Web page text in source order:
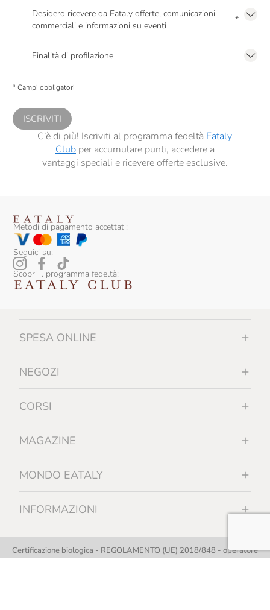
Desidero ricevere da Eataly offerte, comunicazioni
commerciali e informazioni su eventi
*
Finalità di profilazione
comunicazioni commerciali personalizzate, in caso di consenso prestato ai
* Campi obbligatori
ISCRIVITI
C’è di più! Iscriviti al programma fedeltà Eataly
Clubper accumulare punti, accedere a
vantaggi speciali e ricevere offerte esclusive.
Metodi di pagamento accettati:
Seguici su:
Scopri il programma fedeltà:
SPESA ONLINE
NEGOZI
CORSI
MAGAZINE
MONDO EATALY
INFORMAZIONI
Certificazione biologica - REGOLAMENTO (UE) 2018/848 - operatore
controllato n. 28516 - Organismo di controllo autorizzato da MASAF IT-